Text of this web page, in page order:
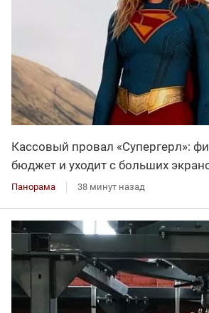
Кассовый провал «Супергерл»:
бюджет и уходит с больших
Панорама 38 минут назад